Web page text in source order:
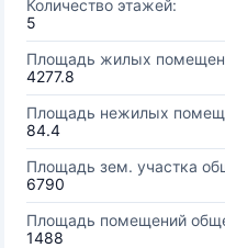
Количество этажей:
5
Площадь жилых
4277.8
Площадь нежилых
84.4
Площадь зем. участка
6790
Площадь помещений
1488